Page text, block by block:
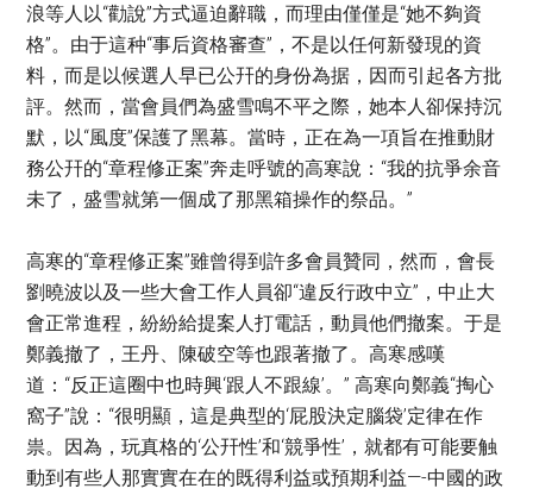
浪等人以“勸說”方式逼迫辭職，而理由僅僅是“她不夠資
格”。由于這种“事后資格審查”，不是以任何新發現的資
料，而是以候選人早已公幵的身份為据，因而引起各方批
評。然而，當會員們為盛雪鳴不平之際，她本人卻保持沉
默，以“風度”保護了黑幕。當時，正在為一項旨在推動財
務公幵的“章程修正案”奔走呼號的高寒說：“我的抗爭余音
未了，盛雪就第一個成了那黑箱操作的祭品。”
高寒的“章程修正案”雖曾得到許多會員贊同，然而，會長
劉曉波以及一些大會工作人員卻“違反行政中立”，中止大
會正常進程，紛紛給提案人打電話，動員他們撤案。于是
鄭義撤了，王丹、陳破空等也跟著撤了。高寒感嘆
道：“反正這圈中也時興‘跟人不跟線’。” 高寒向鄭義“掏心
窩子”說：“很明顯，這是典型的‘屁股決定腦袋’定律在作
祟。因為，玩真格的‘公幵性’和‘競爭性’，就都有可能要触
動到有些人那實實在在的既得利益或預期利益—-中國的政